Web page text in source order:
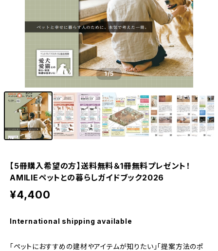
1/5
【5冊購入希望の方】送料無料＆1冊無料プレゼント！
AMILIEペットとの暮らしガイドブック2026
¥4,400
International shipping available
「ペットにおすすめの建材やアイテムが知りたい」「提案方法のポ